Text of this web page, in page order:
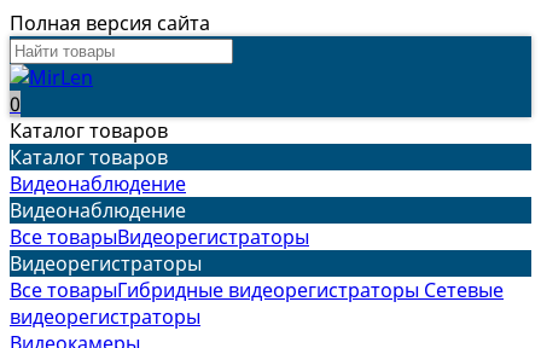
Полная версия сайта
0
Каталог товаров
Каталог товаров
Видеонаблюдение
Видеонаблюдение
Все товарыВидеорегистраторы
Видеорегистраторы
Все товарыГибридные видеорегистраторы Сетевые
видеорегистраторы